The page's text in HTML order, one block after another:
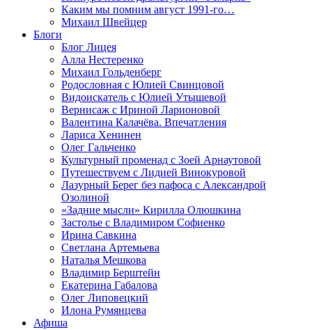
Каким мы помним август 1991-го…
Михаил Швейцер
Блоги
Блог Лицея
Алла Нестеренко
Михаил Гольденберг
Родословная с Юлией Свинцовой
Видоискатель с Юлией Утышевой
Вернисаж с Ириной Ларионовой
Валентина Калачёва. Впечатления
Лариса Хенинен
Олег Гальченко
Культурный променад с Зоей Арнаутовой
Путешествуем с Лидией Винокуровой
Лазурный Берег без пафоса с Александрой
Озолиной
«Задние мысли» Кирилла Олюшкина
Застолье с Владимиром Софиенко
Ирина Савкина
Светлана Артемьева
Наталья Мешкова
Владимир Берштейн
Екатерина Габалова
Олег Липовецкий
Илона Румянцева
Афиша